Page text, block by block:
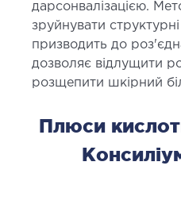
дарсонвалізацією.
зруйнувати
призводить до
дозволяє відлущити
розщепити шкірний
Плюси